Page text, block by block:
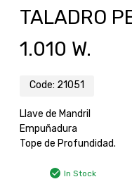
TALADRO
1.010 W.
Code: 21051
Llave de Mandril
Empuñadura
Tope de Profundidad.
In Stock